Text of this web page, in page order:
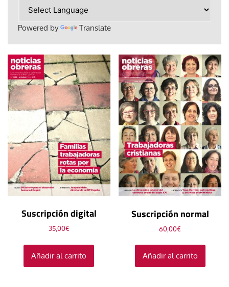
Powered by Translate
Suscripción digital
35,00€
Añadir al carrito
Suscripción normal
60,00€
Añadir al carrito